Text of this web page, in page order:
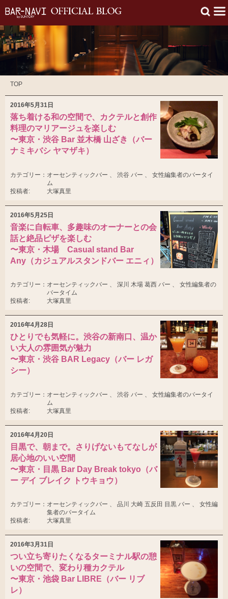
TOP
2016年5月31日
落ち着ける和の空間で、カクテルと創作
料理のマリアージュを楽しむ
〜東京・渋谷 Bar 並木橋 山ざき（バー
ナミキバシ ヤマザキ）
カテゴリー： オーセンティックバー 、 渋谷 バー 、 女性編集者のバータイ
ム
投稿者:
大塚真里
2016年5月25日
音楽に自転車、多趣味のオーナーとの会
話と絶品ピザを楽しむ
〜東京・木場 Casual stand Bar
Any（カジュアルスタンドバー エニィ）
カテゴリー： オーセンティックバー 、 深川 木場 葛西 バー 、 女性編集者の
バータイム
投稿者:
大塚真里
2016年4月28日
ひとりでも気軽に。渋谷の新南口、温か
い大人の雰囲気が魅力
〜東京・渋谷 BAR Legacy（バー レガ
シー）
カテゴリー： オーセンティックバー 、 渋谷 バー 、 女性編集者のバータイ
ム
投稿者:
大塚真里
2016年4月20日
目黒で、朝まで。さりげないもてなしが
居心地のいい空間
〜東京・目黒 Bar Day Break tokyo（バ
ー デイ ブレイク トウキョウ）
カテゴリー： オーセンティックバー 、 品川 大崎 五反田 目黒 バー 、 女性編
集者のバータイム
投稿者:
大塚真里
2016年3月31日
つい立ち寄りたくなるターミナル駅の憩
いの空間で、変わり種カクテル
〜東京・池袋 Bar LIBRE（バー リブ
レ）